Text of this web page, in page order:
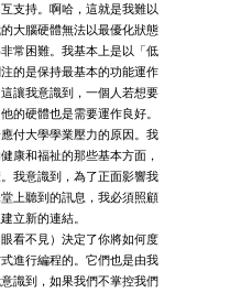
支持。啊哈，這就是我難以
大腦硬體無法以最優化狀態
常困難。我基本上是以「低
的是保持最基本的功能運作
讓我意識到，一個人若想要
的硬體也是需要運作良好。
付大學學業壓力的原因。我
康和福祉的那些基本方面，
我意識到，為了正面影響我
上聽到的訊息，我必須照顧
立新的連結。
看不見）決定了你將如何度
進行編程的。它們也是由我
識到，如果我們不掌控我們